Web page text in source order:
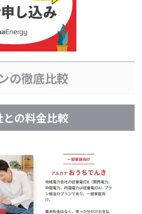
の徹底比較
の料金比較